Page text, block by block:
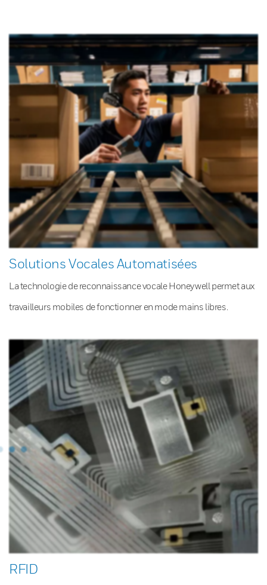
Solutions Vocales Automatisées
La technologie de reconnaissance vocale Honeywell permet aux
travailleurs mobiles de fonctionner en mode mains libres.
RFID